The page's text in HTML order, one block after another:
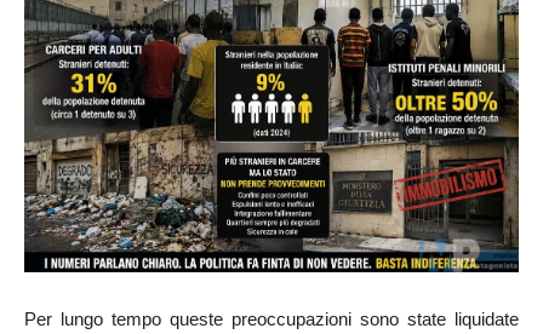
Per lungo tempo queste preoccupazioni sono state liquidate